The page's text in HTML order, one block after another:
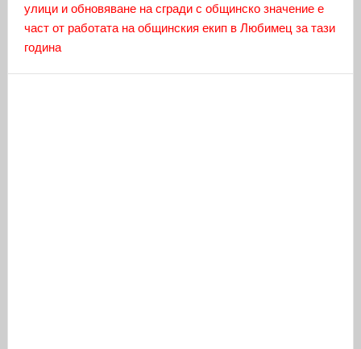
улици и обновяване на сгради с общинско значение е
част от работата на общинския екип в Любимец за тази
година